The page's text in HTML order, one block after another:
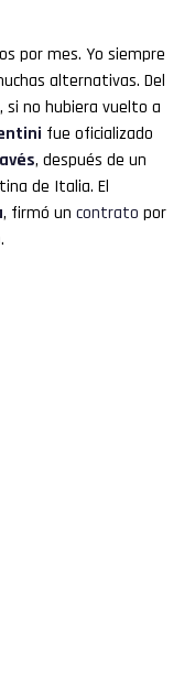
por mes. Yo siempre
alternativas. Del
no hubiera vuelto a
fue oficializado
, después de un
de Italia. El
, firmó un contrato por